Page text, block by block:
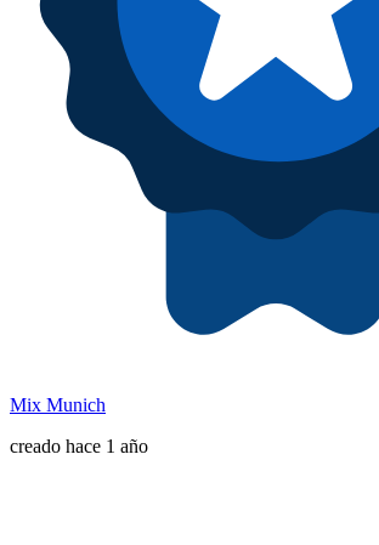
Mix Munich
creado hace 1 año